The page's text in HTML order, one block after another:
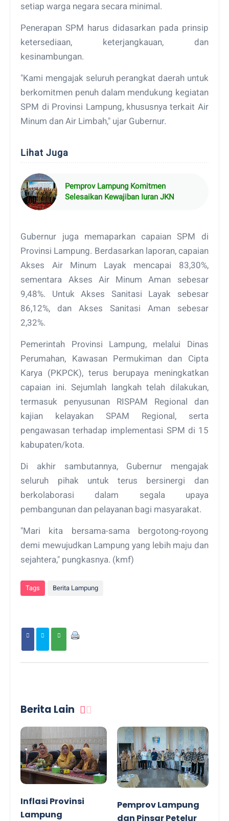
setiap warga negara secara minimal.
Penerapan SPM harus didasarkan pada prinsip
ketersediaan, keterjangkauan, dan
kesinambungan.
"Kami mengajak seluruh perangkat daerah untuk
berkomitmen penuh dalam mendukung kegiatan
SPM di Provinsi Lampung, khususnya terkait Air
Minum dan Air Limbah," ujar Gubernur.
Lihat Juga
Pemprov Lampung Komitmen
Selesaikan Kewajiban Iuran JKN
Gubernur juga memaparkan capaian SPM di
Provinsi Lampung. Berdasarkan laporan, capaian
Akses Air Minum Layak mencapai 83,30%,
sementara Akses Air Minum Aman sebesar
9,48%. Untuk Akses Sanitasi Layak sebesar
86,12%, dan Akses Sanitasi Aman sebesar
2,32%.
Pemerintah Provinsi Lampung, melalui Dinas
Perumahan, Kawasan Permukiman dan Cipta
Karya (PKPCK), terus berupaya meningkatkan
capaian ini. Sejumlah langkah telah dilakukan,
termasuk penyusunan RISPAM Regional dan
kajian kelayakan SPAM Regional, serta
pengawasan terhadap implementasi SPM di 15
kabupaten/kota.
Di akhir sambutannya, Gubernur mengajak
seluruh pihak untuk terus bersinergi dan
berkolaborasi dalam segala upaya
pembangunan dan pelayanan bagi masyarakat.
"Mari kita bersama-sama bergotong-royong
demi mewujudkan Lampung yang lebih maju dan
sejahtera," pungkasnya. (kmf)
Tags Berita Lampung
Berita Lain
Inflasi Provinsi
Lampung
Pemprov Lampung
dan Pinsar Petelur